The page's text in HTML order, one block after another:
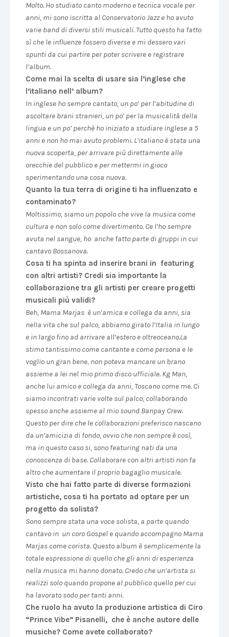
Molto. Ho studiato canto moderno e tecnica vocale per
anni, mi sono iscritta al Conservatorio Jazz e ho avuto
varie band di diversi stili musicali. Tutto questo ha fatto
sì che le influenze fossero diverse e mi dessero vari
spunti da cui partire per poter scrivere e registrare
l’album.
Come mai la scelta di usare sia l’inglese che
l’italiano nell’ album?
In inglese ho sempre cantato, un po’ per l’abitudine di
ascoltare brani stranieri, un po’ per la musicalità della
lingua e un po’ perchè ho iniziato a studiare inglese a 5
anni e non ho mai avuto problemi. L’italiano è stata una
nuova scoperta, per arrivare più direttamente alle
orecchie del pubblico e per mettermi in gioco
sperimentando una cosa nuova.
Quanto la tua terra di origine ti ha influenzato e
contaminato?
Moltissimo, siamo un popolo che vive la musica come
cultura e non solo come divertimento. Ce l’ho sempre
avuta nel sangue, ho anche fatto parte di gruppi in cui
cantavo Bossanova.
Cosa ti ha spinta ad inserire brani in featuring
con altri artisti? Credi sia importante la
collaborazione tra gli artisti per creare progetti
musicali più validi?
Beh, Mama Marjas è un’amica e collega da anni, sia
nella vita che sul palco, abbiamo girato l’Italia in lungo
e in largo fino ad arrivare all’estero e oltreoceano.La
stimo tantissimo come cantante e come persona e le
voglio un gran bene, non poteva mancare un brano
assieme a lei nel mio primo disco ufficiale. Kg Man,
anche lui amico e collega da anni, Toscano come me. Ci
siamo incontrati varie volte sul palco, collaborando
spesso anche assieme al mio sound Banpay Crew.
Questo per dire che le collaborazioni preferisco nascano
da un’amicizia di fondo, ovvio che non sempre è così,
ma in questo caso si, sono featuring nati da una
conoscenza di base. Collaborare con altri artisti non fa
altro che aumentare il proprio bagaglio musicale.
Visto che hai fatto parte di diverse formazioni
artistiche, cosa ti ha portato ad optare per un
progetto da solista?
Sono sempre stata una voce solista, a parte quando
cantavo in un coro Gospel e quando accompagno Mama
Marjas come corista. Questo album è semplicemente la
totale espressione di quello che gli anni di esperienza
nella musica mi hanno donato. Credo che un’artista si
realizzi solo quando propone al pubblico quello per cui
ha lavorato sodo per tanti anni.
Che ruolo ha avuto la produzione artistica di Ciro
“Prince Vibe” Pisanelli, che è anche autore delle
musiche? Come avete collaborato?